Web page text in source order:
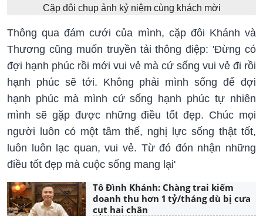
Cặp đôi chụp ảnh kỷ niệm cùng khách mời
Thông qua đám cưới của mình, cặp đôi Khánh và
Thương cũng muốn truyền tải thông điệp: 'Đừng có
đợi hạnh phúc rồi mới vui vẻ mà cứ sống vui vẻ đi rồi
hạnh phúc sẽ tới. Không phải mình sống để đợi
hạnh phúc mà mình cứ sống hạnh phúc tự nhiên
mình sẽ gặp được những điều tốt đẹp. Chúc mọi
người luôn có một tâm thế, nghị lực sống thật tốt,
luôn luôn lạc quan, vui vẻ. Từ đó đón nhận những
điều tốt đẹp mà cuộc sống mang lại'
Tô Đình Khánh: Chàng trai kiếm
doanh thu hơn 1 tỷ/tháng dù bị cưa
cụt hai chân